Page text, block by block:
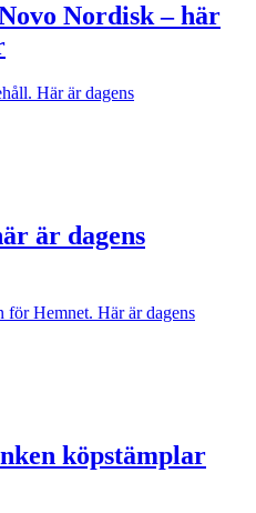
Nordisk – här
Här är dagens
är dagens
för Hemnet. Här är dagens
köpstämplar